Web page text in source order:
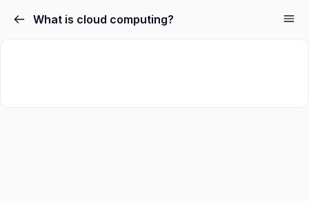
What is cloud computing?